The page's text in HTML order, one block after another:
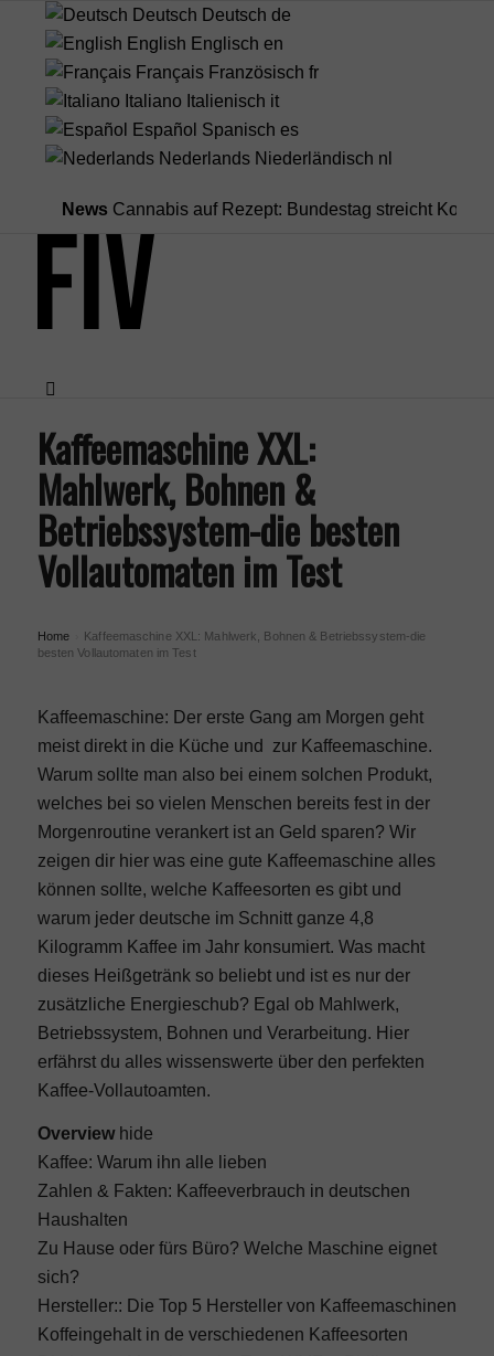
Deutsch Deutsch de
English Englisch en
Français Französisch fr
Italiano Italienisch it
Español Spanisch es
Nederlands Niederländisch nl
Cannabis auf Rezept: Bundestag streicht
Menü
Kaffeemaschine XXL:
Mahlwerk, Bohnen &
Betriebssystem-die besten
Vollautomaten im Test
Home
Kaffeemaschine XXL: Mahlwerk, Bohnen & Betriebssystem-die
besten Vollautomaten im Test
Kaffeemaschine: Der erste Gang am Morgen geht
meist direkt in die Küche und zur Kaffeemaschine.
Warum sollte man also bei einem solchen Produkt,
welches bei so vielen Menschen bereits fest in der
Morgenroutine verankert ist an Geld sparen? Wir
zeigen dir hier was eine gute Kaffeemaschine alles
können sollte, welche Kaffeesorten es gibt und
warum jeder deutsche im Schnitt ganze 4,8
Kilogramm Kaffee im Jahr konsumiert. Was macht
dieses Heißgetränk so beliebt und ist es nur der
zusätzliche Energieschub? Egal ob Mahlwerk,
Betriebssystem, Bohnen und Verarbeitung. Hier
erfährst du alles wissenswerte über den perfekten
Kaffee-Vollautoamten.
Overview hide
Kaffee: Warum ihn alle lieben
Zahlen & Fakten: Kaffeeverbrauch in deutschen
Haushalten
Zu Hause oder fürs Büro? Welche Maschine eignet
sich?
Hersteller:: Die Top 5 Hersteller von Kaffeemaschinen
Koffeingehalt in de verschiedenen Kaffeesorten